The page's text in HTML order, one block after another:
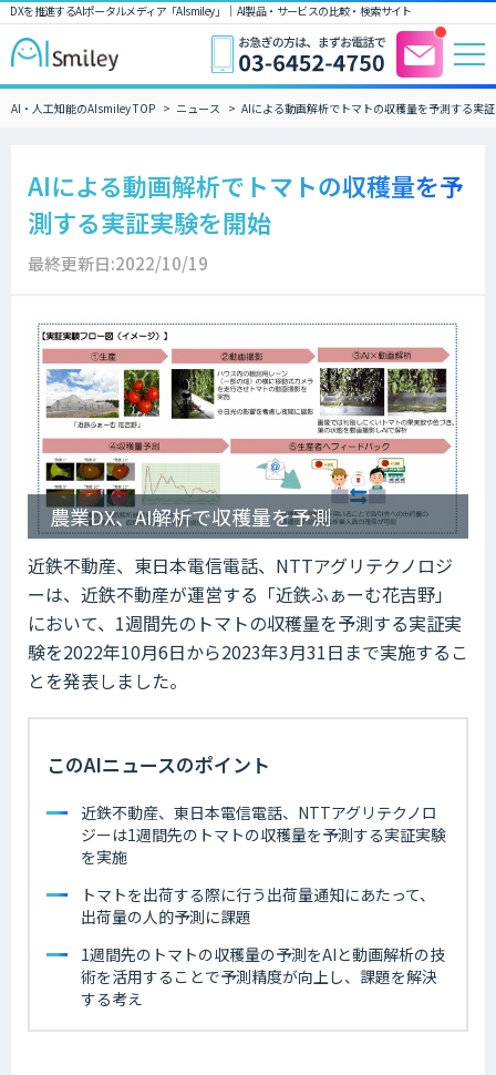
DXを推進するAIポータルメディア「AIsmiley」｜ AI製品・サービスの比較・検索サイト
AI・人工知能のAIsmiley TOP ニュース AIによる動画解析でトマトの収穫量を予測する実
AIによる動画解析でトマトの収穫量を予
測する実証実験を開始
最終更新日:2022/10/19
農業DX、AI解析で収穫量を予測
近鉄不動産、東日本電信電話、NTTアグリテクノロジ
ーは、近鉄不動産が運営する「近鉄ふぁーむ花吉野」
において、1週間先のトマトの収穫量を予測する実証実
験を2022年10月6日から2023年3月31日まで実施するこ
とを発表しました。
このAIニュースのポイント
近鉄不動産、東日本電信電話、NTTアグリテクノロ
ジーは1週間先のトマトの収穫量を予測する実証実験
を実施
トマトを出荷する際に行う出荷量通知にあたって、
出荷量の人的予測に課題
1週間先のトマトの収穫量の予測をAIと動画解析の技
術を活用することで予測精度が向上し、課題を解決
する考え